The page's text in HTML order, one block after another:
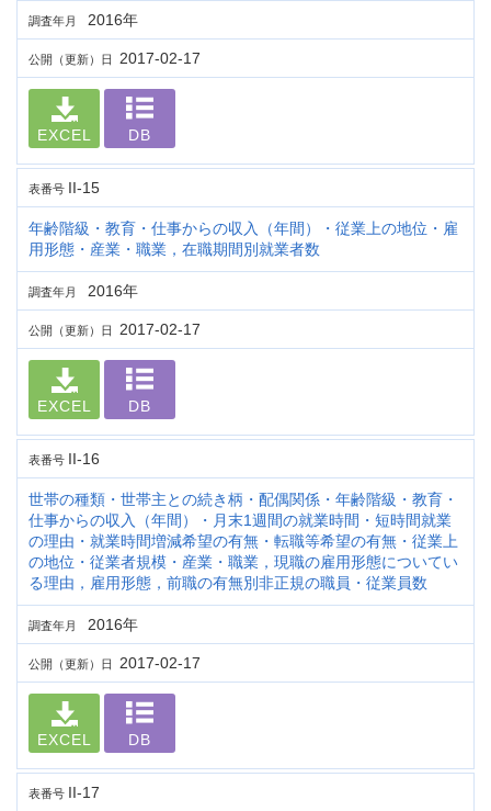
調査年月 2016年
公開（更新）日 2017-02-17
EXCEL DB
表番号 II-15
年齢階級・教育・仕事からの収入（年間）・従業上の地位・雇
用形態・産業・職業，在職期間別就業者数
調査年月 2016年
公開（更新）日 2017-02-17
EXCEL DB
表番号 II-16
世帯の種類・世帯主との続き柄・配偶関係・年齢階級・教育・
仕事からの収入（年間）・月末1週間の就業時間・短時間就業
の理由・就業時間増減希望の有無・転職等希望の有無・従業上
の地位・従業者規模・産業・職業，現職の雇用形態についてい
る理由，雇用形態，前職の有無別非正規の職員・従業員数
調査年月 2016年
公開（更新）日 2017-02-17
EXCEL DB
表番号 II-17